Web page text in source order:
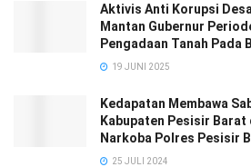
Aktivis Anti Korupsi
Mantan Gubernur
Pengadaan Tanah Pada
19 JUNI 2025
Kedapatan Membawa
Kabupaten Pesisir Barat
Narkoba Polres Pesisir
25 JULI 2024